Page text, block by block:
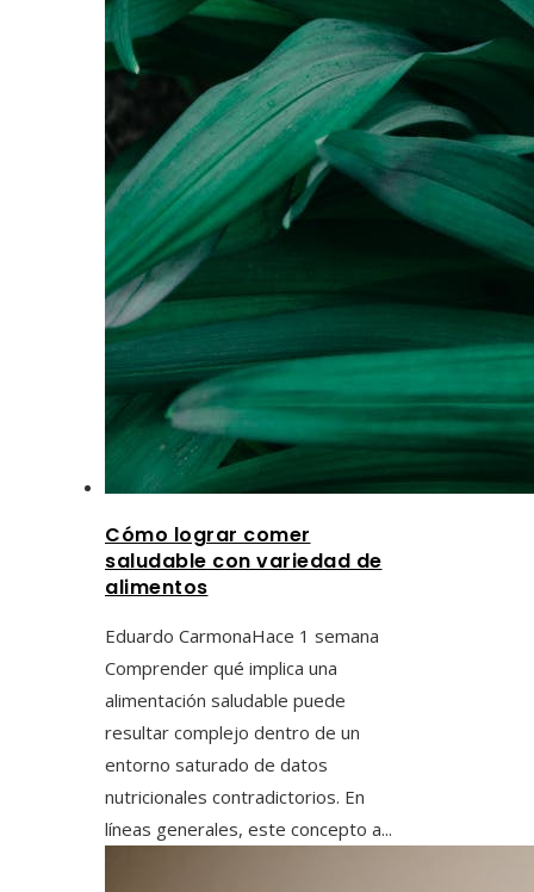
Cómo lograr comer
saludable con variedad de
alimentos
Eduardo CarmonaHace 1 semana
Comprender qué implica una
alimentación saludable puede
resultar complejo dentro de un
entorno saturado de datos
nutricionales contradictorios. En
líneas generales, este concepto a...